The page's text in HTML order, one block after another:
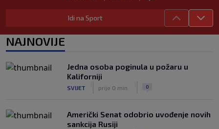
Zvanično: Samed Baždar ima novi klub,
zadužio broj sa velikom "težinom"
NOGOMET prije 5 h
se pitaju gdje je i šta radi (VIDEO)
OSTALI SPORTOVI prije 5 h
Idi na Sport
NAJNOVIJE
Jedna osoba poginula u požaru u
Kaliforniji
SVIJET prije 0 min. 0
Američki Senat odobrio uvođenje novih
sankcija Rusiji